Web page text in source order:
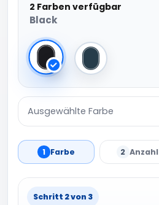
2 Farben verfügbar
Black
Black French Navy
Ausgewählte Farbe
1 Farbe 2 Anzahl
Schritt 2 von 3